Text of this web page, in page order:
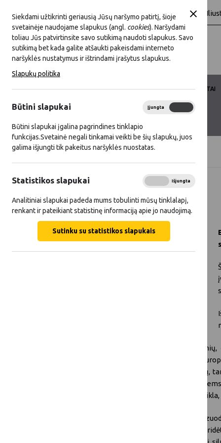
Siekdami užtikrinti geriausią Jūsų naršymo patirtį, šioje
svetainėje naudojame slapukus (angl. cookies). Naršydami
toliau Jūs patvirtinsite savo sutikimą naudoti slapukus. Savo
sutikimą bet kada galite atšaukti pakeisdami interneto
naršyklės nustatymus ir ištrindami įrašytus slapukus.
Slapukų politika
Būtini slapukai Įjungta
Būtini slapukai įgalina pagrindines tinklapio
funkcijas.Svetainė negali tinkamai veikti be šių slapukų, juos
galima išjungti tik pakeitus naršyklės nuostatas.
Statistikos slapukai Išjungta
Analitiniai slapukai padeda mums tobulinti mūsų tinklalapį,
renkant ir pateikiant statistinę informaciją apie jo naudojimą.
Sutinku su statistikos slapukais
Šriftas: A Fonas: baltas Juoda
LKT VEIKLA LKT NARYSTĖ DOKUMENTAI
2025 11 11
Dėl pajamų nestabilumo, gaivalinių
padidėjusios konkurencijos rinkoje daug
pažeidžiamumas, visų pirma mažesnių
sudėtinguose regionuose. Vienas iš būdų
įvairinti veiklą, kad ji taptų ne žemės ūkio
Diversifikacija gali padėti ūkininkams
ūkio veiklą, pavyzdžiui, laisvalaikį, turizmą,